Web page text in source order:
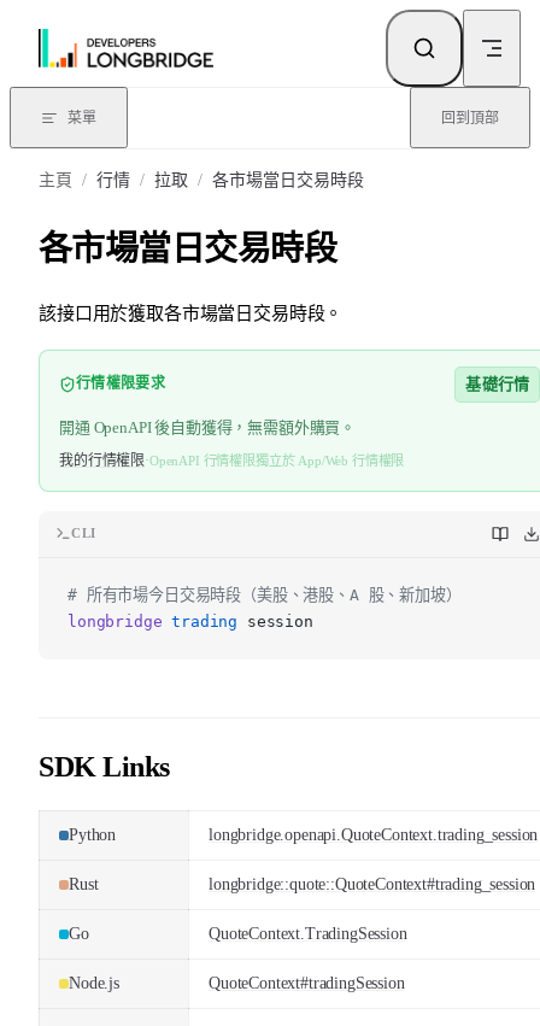
跳轉到內容
菜單 回到頂部
主頁 / 行情 / 拉取 / 各市場當日交易時段
各市場當日交易時段
該接口用於獲取各市場當日交易時段。
行情權限要求 基礎行情
開通 OpenAPI 後自動獲得，無需額外購買。
我的行情權限·OpenAPI 行情權限獨立於 App/Web 行情權限
CLI
# 所有市場今日交易時段（美股、港股、A 股、新加坡）
longbridge trading session
SDK Links
Python longbridge.openapi.QuoteContext.trading_session
Rust longbridge::quote::QuoteContext#trading_session
Go QuoteContext.TradingSession
Node.js QuoteContext#tradingSession